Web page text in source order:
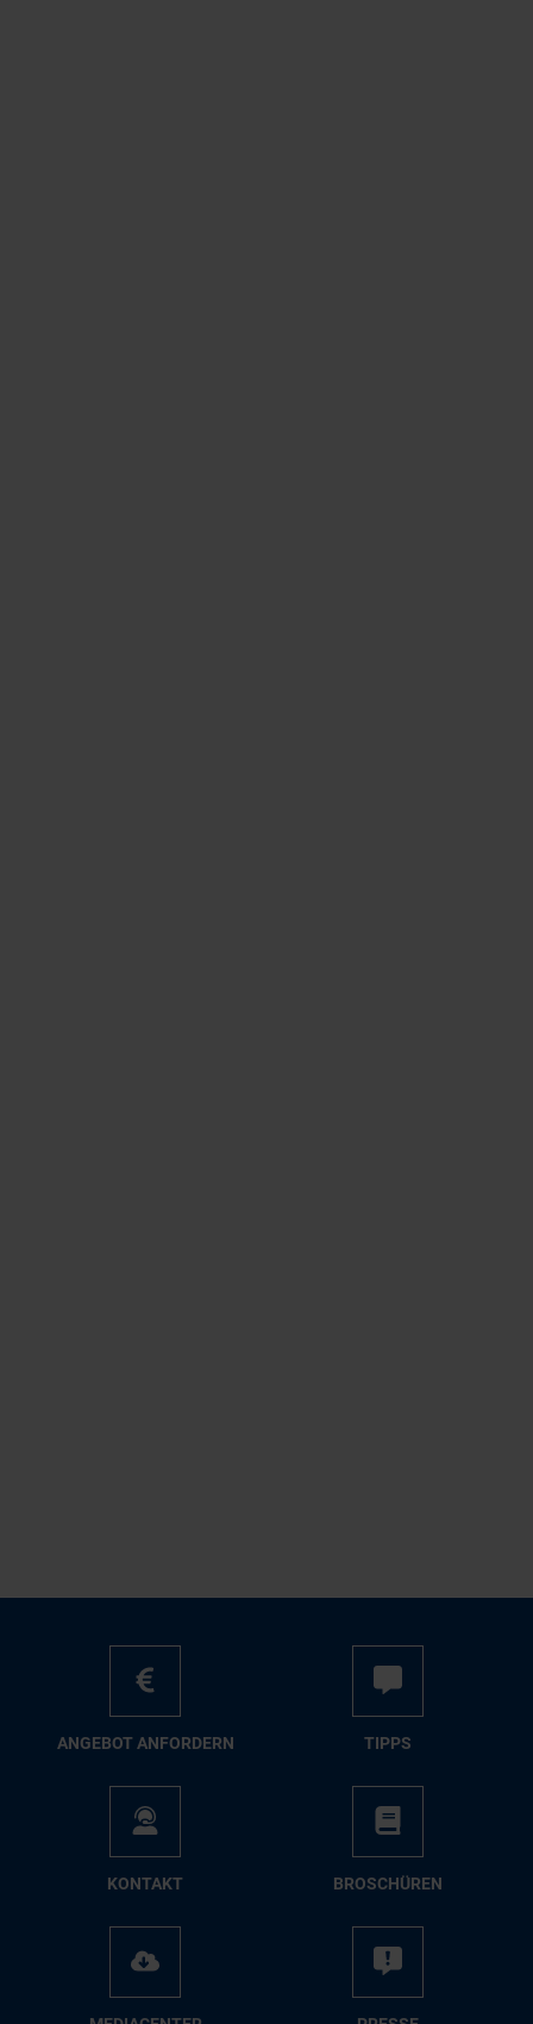
AN­GE­BOT AN­FOR­DERN TIPPS
KON­TAKT BRO­SCHÜ­REN